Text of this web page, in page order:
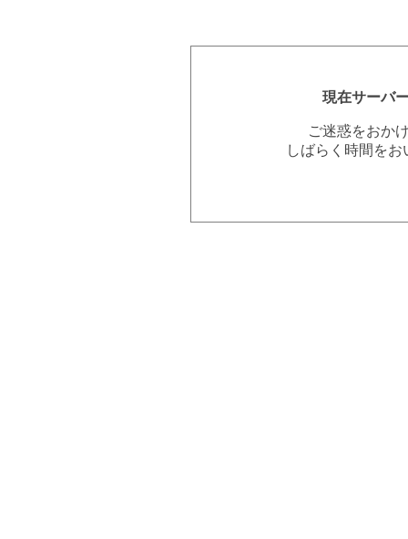
現在サーバ
ご迷惑をおか
しばらく時間を